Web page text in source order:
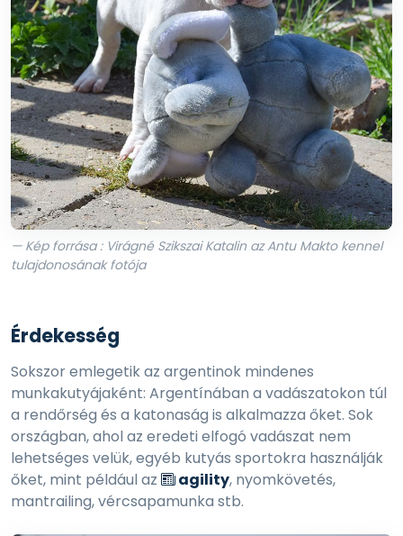
— Kép forrása : Virágné Szikszai Katalin az Antu Makto kennel
tulajdonosának fotója
Érdekesség
Sokszor emlegetik az argentinok mindenes
munkakutyájaként: Argentínában a vadászatokon túl
a rendőrség és a katonaság is alkalmazza őket. Sok
országban, ahol az eredeti elfogó vadászat nem
lehetséges velük, egyéb kutyás sportokra használják
őket, mint például az
agility, nyomkövetés,
mantrailing, vércsapamunka stb.